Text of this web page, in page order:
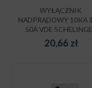
WYŁĄCZNIK
NADPRĄDOWY 10KA
50A VDE
20,66 zł